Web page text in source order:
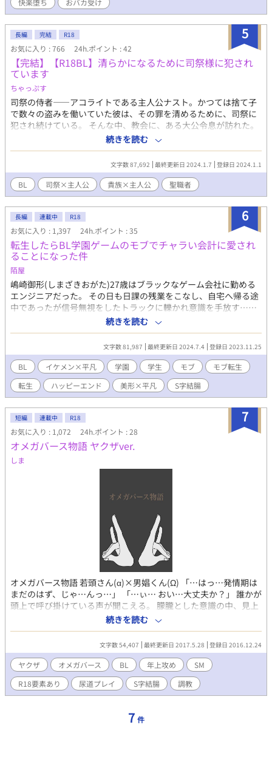
快楽堕ち
おバカ受け
5
長編 完結 R18
お気に入り : 766 24h.ポイント : 42
【完結】【R18BL】清らかになるために司祭様に犯され
ています
ちゃっぷす
司祭の侍者――アコライトである主人公ナスト。かつては捨て子
で数々の盗みを働いていた彼は、その罪を清めるために、司祭に
犯され続けている。 そんな中、教会に、ある大公令息が訪れた。
大公令息はナストが司祭にされていることを知り――！？ ※ご注
意ください※ ※基本的に全キャラ倫理観が欠如してます※ ※頭お
かしいキャラが複数います※ ※主人公貞操観念皆無※ 【以下特殊
性癖】 ※射精管理※尿排泄管理※ペニスリング※媚薬※貞操帯※
放尿※おもらし※S字結腸※
続きを読む
文字数 87,692 最終更新日 2024.1.7 登録日 2024.1.1
BL 司祭×主人公 貴族×主人公 聖職者
6
長編 連載中 R18
お気に入り : 1,397 24h.ポイント : 35
転生したらBL学園ゲームのモブでチャラい会計に愛され
ることになった件
陌屋
嶋崎御形(しまざきおがた)27歳はブラックなゲーム会社に勤める
エンジニアだった。 その日も日課の残業をこなし、自宅へ帰る途
中であったが信号無視をしたトラックに轢かれ意識を手放す……
次に目を覚ますとそこは勤め先から販売されたヒット作BLゲーム
【青薔薇学園物語】通称青学の世界で… 何故かモブなのに攻略対
象のチャラい会計から愛されながら学園生活を送る事になった、
平凡の非凡な物語。
続きを読む
文字数 81,987 最終更新日 2024.7.4 登録日 2023.11.25
BL イケメン×平凡 学園 学生 モブ
モブ転生
転生
ハッピーエンド 美形×平凡 S字結腸
7
短編 連載中 R18
お気に入り : 1,072 24h.ポイント : 28
オメガバース物語 ヤクザver.
しま
オメガバース物語 若頭さん(α)×男娼くん(Ω) 「…はっ…発情期は
まだのはず、じゃ…んっ…」 「…ぃ… おい…大丈夫か？」 誰かが
頭上で呼び掛けている声が聞こえる。 朦朧とした意識の中、見上
げることも出来ず視線の先にある相手のズボンの裾に手を伸ば
す。 そこでプツッと何かが切れたように気を失った。 ーーーーー
ーーーーーーーーーーーーーーー 性描写を多く含むR-18作品です
ので苦手な方や18歳未満の方はブラウザバックしてください。 検
索用 オメガバース ドライオーガズム S字結腸 アブノーマル SM と
ころてん
続きを読む
文字数 54,407 最終更新日 2017.5.28 登録日 2016.12.24
ヤクザ オメガバース BL 年上攻め
SM
R18要素あり
尿道プレイ S字結腸 調教
7 件